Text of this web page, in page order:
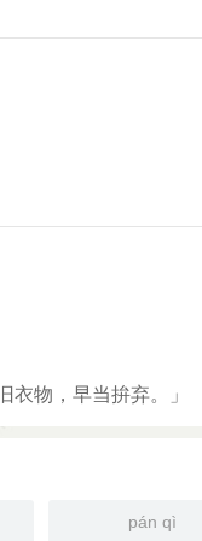
衣物，早当拚弃。」
pán qì